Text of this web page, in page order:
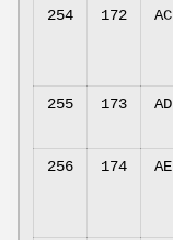
254 172 AC
255 173 AD
256 174 AE